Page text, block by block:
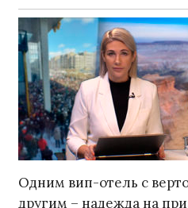
Одним вип-отель с
другим – надежда на